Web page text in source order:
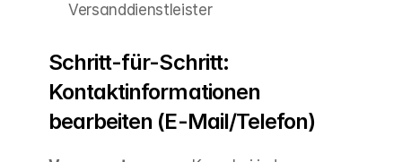
Versanddienstleister
Schritt-für-Schritt:
Kontaktinformationen
bearbeiten (E-Mail/Telefon)